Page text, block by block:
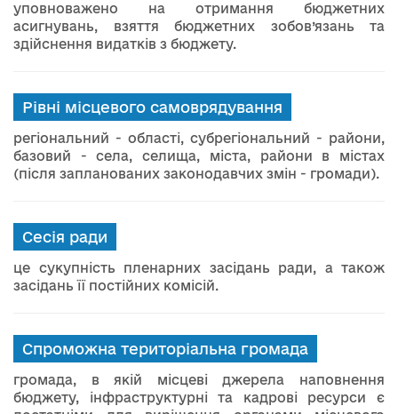
уповноважено на отримання бюджетних
асигнувань, взяття бюджетних зобов’язань та
здійснення видатків з бюджету.
Рівні місцевого самоврядування
регіональний - області, субрегіональний - райони,
базовий - села, селища, міста, райони в містах
(після запланованих законодавчих змін - громади).
Сесія ради
це сукупність пленарних засідань ради, а також
засідань її постійних комісій.
Спроможна територіальна громада
громада, в якій місцеві джерела наповнення
бюджету, інфраструктурні та кадрові ресурси є